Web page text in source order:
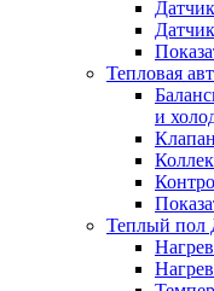
Тепловая
и
Теплый